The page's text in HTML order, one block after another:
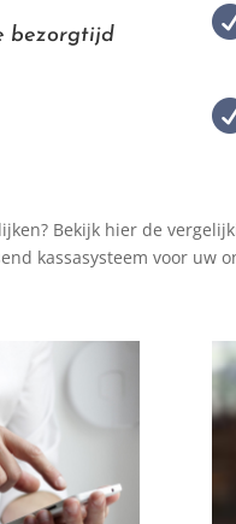
bezorgtijd
Bekijk hier de
kassasysteem voor uw